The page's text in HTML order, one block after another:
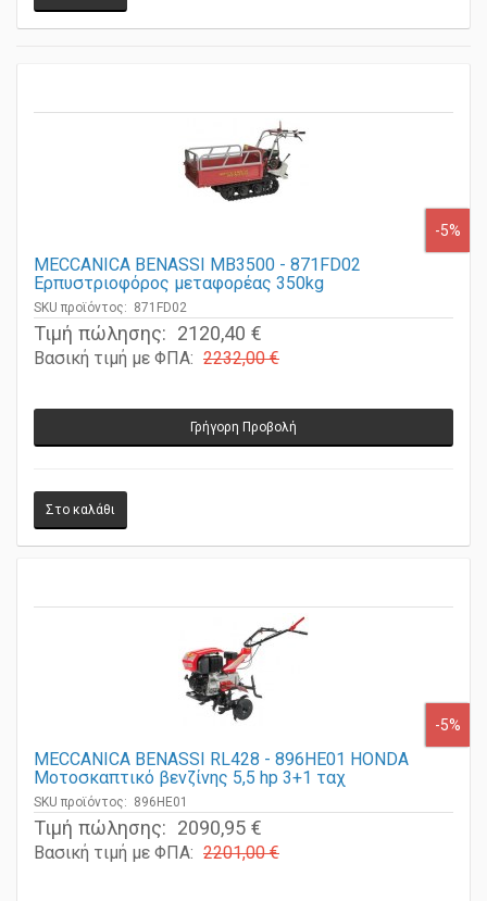
MECCANICA BENASSI MB3500 - 871FD02
Ερπυστριοφόρος μεταφορέας 350kg
SKU προϊόντος: 871FD02
Τιμή πώλησης: 2120,40 €
Βασική τιμή με ΦΠΑ: 2232,00 €
MECCANICA BENASSI RL428 - 896HE01 HONDA
Μοτοσκαπτικό βενζίνης 5,5 hp 3+1 ταχ
SKU προϊόντος: 896HE01
Τιμή πώλησης: 2090,95 €
Βασική τιμή με ΦΠΑ: 2201,00 €